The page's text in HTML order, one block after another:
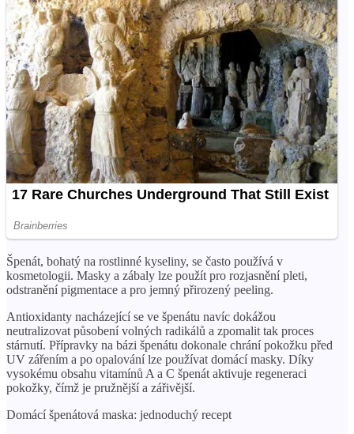
Špenát, bohatý na rostlinné kyseliny, se často používá v
kosmetologii. Masky a zábaly lze použít pro rozjasnění pleti,
odstranění pigmentace a pro jemný přirozený peeling.
Antioxidanty nacházející se ve špenátu navíc dokážou
neutralizovat působení volných radikálů a zpomalit tak proces
stárnutí. Přípravky na bázi špenátu dokonale chrání pokožku před
UV zářením a po opalování lze používat domácí masky. Díky
vysokému obsahu vitamínů A a C špenát aktivuje regeneraci
pokožky, čímž je pružnější a zářivější.
Domácí špenátová maska: jednoduchý recept